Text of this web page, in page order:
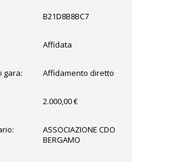
B21D8B8BC7
Affidata
gara: Affidamento diretto
2.000,00 €
ASSOCIAZIONE CDO
BERGAMO